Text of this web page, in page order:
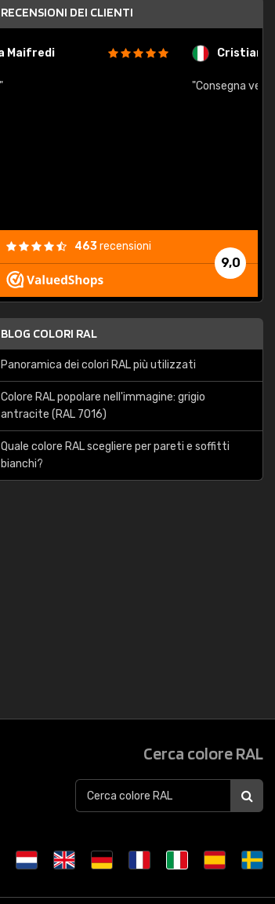
RECENSIONI DEI CLIENTI
Cristiana Floris
9,0
463recensioni
BLOG COLORI RAL
Panoramica dei colori RAL più utilizzati
Colore RAL popolare nell'immagine: grigio
antracite (RAL 7016)
Quale colore RAL scegliere per pareti e soffitti
bianchi?
Cerca colore RAL